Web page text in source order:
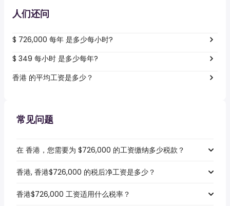
人们还问
$ 726,000 每年 是多少每小时?
$ 349 每小时 是多少每年?
香港 的平均工资是多少？
常见问题
在 香港，您需要为 $726,000 的工资缴纳多少税款？
香港, 香港$726,000 的税后净工资是多少？
香港$726,000 工资适用什么税率？